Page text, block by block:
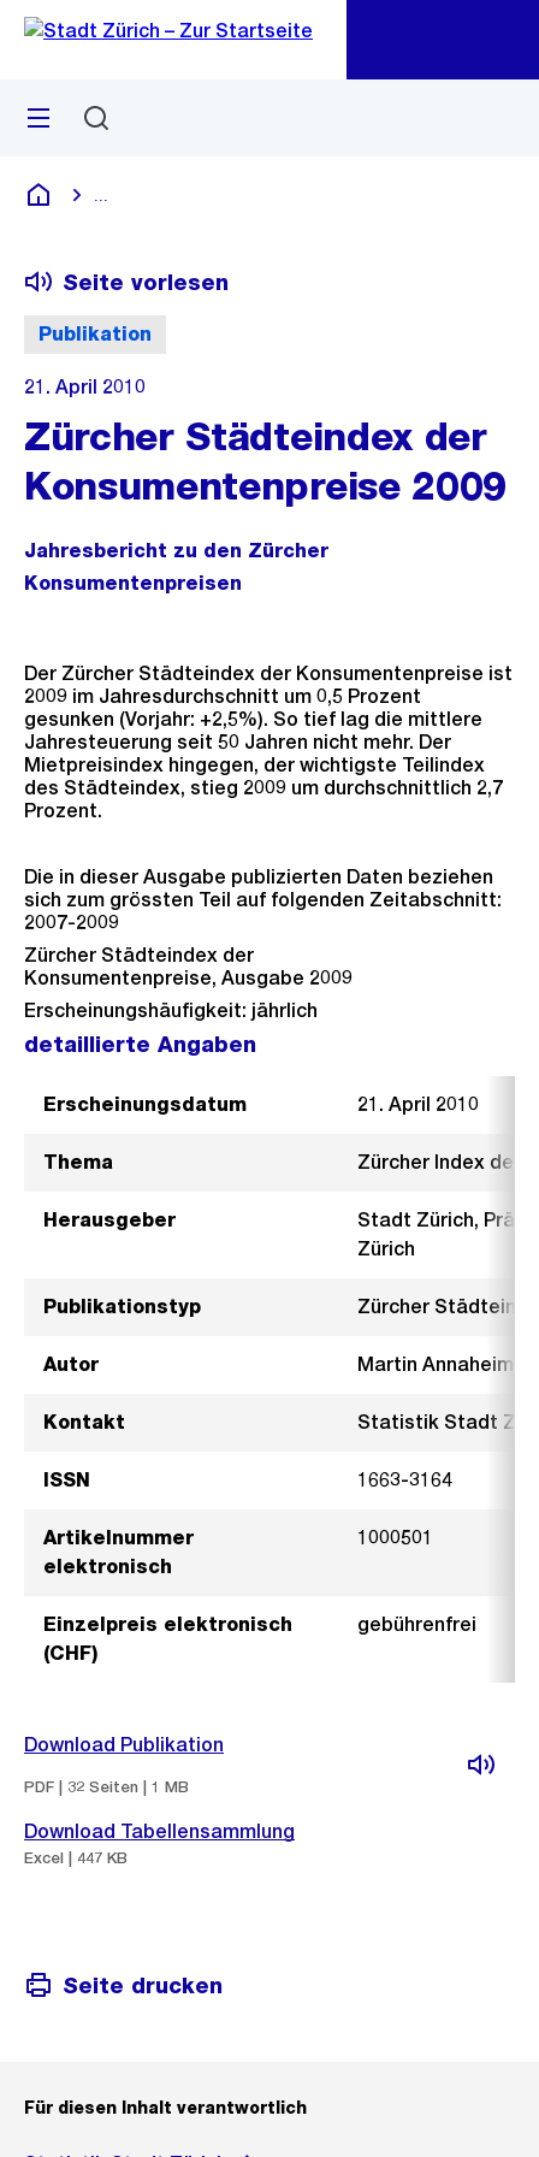
Navigation
Sprunglink
Menü
Deutsch
Publikation
Seite vorlesen
21. April 2010
Zürcher Städteindex der
Konsumentenpreise 2009
Jahresbericht zu den Zürcher
Konsumentenpreisen
Der Zürcher Städteindex der Konsumentenpreise ist
2009 im Jahresdurchschnitt um 0,5 Prozent
gesunken (Vorjahr: +2,5%). So tief lag die mittlere
Jahresteuerung seit 50 Jahren nicht mehr. Der
Mietpreisindex hingegen, der wichtigste Teilindex
des Städteindex, stieg 2009 um durchschnittlich 2,7
Prozent.
Die in dieser Ausgabe publizierten Daten beziehen
sich zum grössten Teil auf folgenden Zeitabschnitt:
2007-2009
Zürcher Städteindex der
Konsumentenpreise, Ausgabe 2009
Erscheinungshäufigkeit: jährlich
detaillierte Angaben
Erscheinungsdatum 21. April 2010
Thema Zürcher Index der
Herausgeber
Stadt Zürich,
Zürich
Publikationstyp Zürcher
Autor Martin Annaheim
Kontakt Statistik Stadt
ISSN 1663-3164
Artikelnummer
elektronisch
1000501
Einzelpreis elektronisch
(CHF)
gebührenfrei
Download Publikation
PDF | 32 Seiten | 1 MB
Download Tabellensammlung
Excel | 447 KB
Seite drucken
Für diesen Inhalt verantwortlich